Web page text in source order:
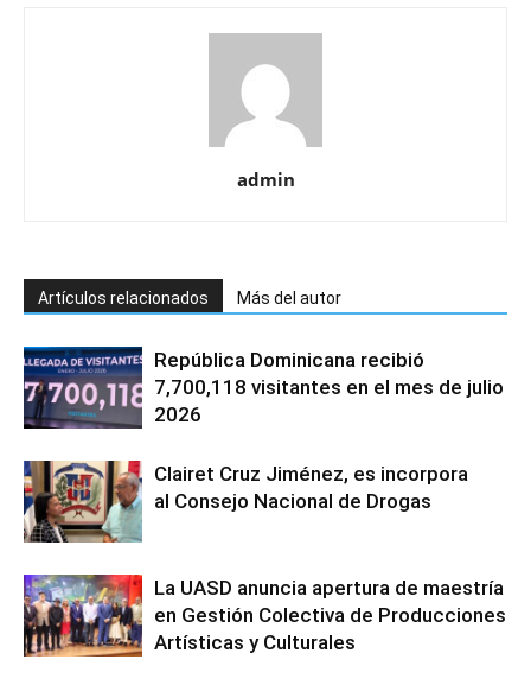
admin
Artículos relacionados Más del autor
República Dominicana recibió
7,700,118 visitantes en el mes de julio
2026
Clairet Cruz Jiménez, es incorpora
al Consejo Nacional de Drogas
La UASD anuncia apertura de maestría
en Gestión Colectiva de Producciones
Artísticas y Culturales